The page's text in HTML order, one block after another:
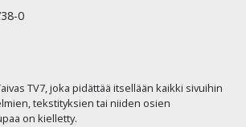
0
TV7, joka pidättää itsellään kaikki sivuihin
tekstityksien tai niiden osien
on kielletty.